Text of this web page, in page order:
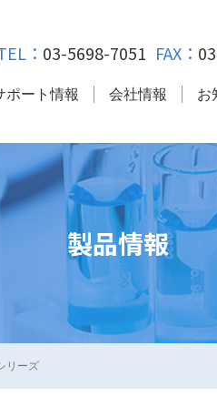
： 03-5698-7051 FAX：
ポート情報 会社情報 お
製品情報
リーズ